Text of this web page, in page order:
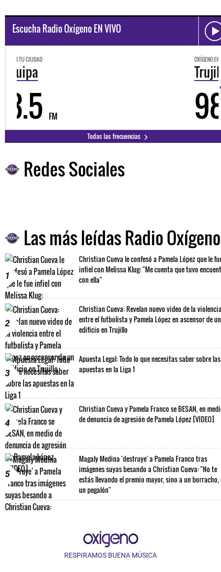
Escucha Radio Oxígeno EN VIVO
OXÍGENO EN TU CIUDAD
Trujillo
98.3
Todas las frecuencias
Redes Sociales
Las más leídas Radio Oxígeno
1
Christian Cueva le confesó a Pamela López que le
infiel con Melissa Klug: "Me cuenta que tuvo
con ella"
2
Christian Cueva: Revelan nuevo video de la
entre el futbolista y Pamela López en ascensor de un
edificio en Trujillo
3
Apuesta Legal: Todo lo que necesitas saber sobre las
apuestas en la Liga 1
4
Christian Cueva y Pamela Franco se BESAN, en
de denuncia de agresión de Pamela López [VIDEO]
5
Magaly Medina 'destruye' a Pamela Franco tras
imágenes suyas besando a Christian Cueva: "No te
estás llevando el premio mayor, sino a un borracho,
un pegalón"
RESPIRAMOS BUENA MÚSICA